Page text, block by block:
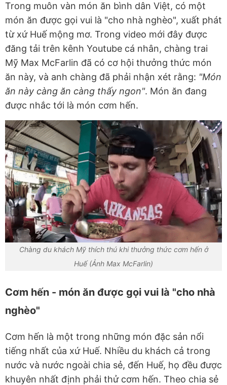
Trong muôn vàn món ăn bình dân Việt, có một
món ăn được gọi vui là "cho nhà nghèo", xuất phát
từ xứ Huế mộng mơ. Trong video mới đây được
đăng tải trên kênh Youtube cá nhân, chàng trai
Mỹ Max McFarlin đã có cơ hội thưởng thức món
ăn này, và anh chàng đã phải nhận xét rằng: "Món
ăn này càng ăn càng thấy ngon". Món ăn đang
được nhắc tới là món cơm hến.
Chàng du khách Mỹ thích thú khi thưởng thức cơm hến ở
Huế (Ảnh Max McFarlin)
Cơm hến - món ăn được gọi vui là "cho nhà
nghèo"
Cơm hến là một trong những món đặc sản nổi
tiếng nhất của xứ Huế. Nhiều du khách cả trong
nước và nước ngoài chia sẻ, đến Huế, họ đều được
khuyên nhất định phải thử cơm hến. Theo chia sẻ